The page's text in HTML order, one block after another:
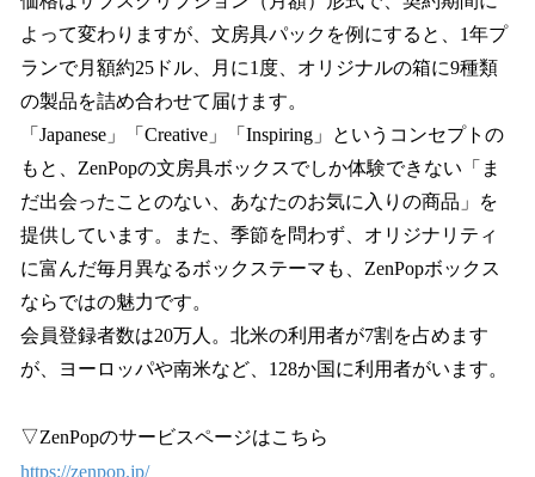
よって変わりますが、文房具パックを例にすると、1年プ
ランで月額約25ドル、月に1度、オリジナルの箱に9種類
の製品を詰め合わせて届けます。
「Japanese」「Creative」「Inspiring」というコンセプトの
もと、ZenPopの文房具ボックスでしか体験できない「ま
だ出会ったことのない、あなたのお気に入りの商品」を
提供しています。また、季節を問わず、オリジナリティ
に富んだ毎月異なるボックステーマも、ZenPopボックス
ならではの魅力です。
会員登録者数は20万人。北米の利用者が7割を占めます
が、ヨーロッパや南米など、128か国に利用者がいます。
▽ZenPopのサービスページはこちら
https://zenpop.jp/